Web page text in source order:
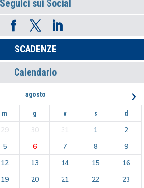
Seguici sui Social
SCADENZE
Calendario
agosto ›
m g v s d
29 30 31 1
2
5 6 7 8
9
12 13 14 15
16
19 20 21 22
23